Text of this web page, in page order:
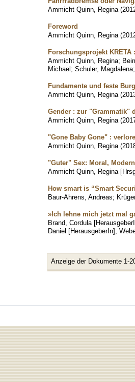
Ammicht Quinn, Regina (
Foreword
Ammicht Quinn, Regina (
Forschungsprojekt
Ammicht Quinn, Regina;
Michael; Schuler, Magdalena
Fundamente und feste
Ammicht Quinn, Regina (
Gender : zur "Grammatik"
Ammicht Quinn, Regina (
"Gone Baby Gone" :
Ammicht Quinn, Regina (
"Guter" Sex: Moral,
Ammicht Quinn, Regina
How smart is “Smart
Baur-Ahrens, Andreas;
»Ich lehne mich jetzt mal
Brand, Cordula
Daniel [HerausgeberIn];
Anzeige der Dokumente 1-